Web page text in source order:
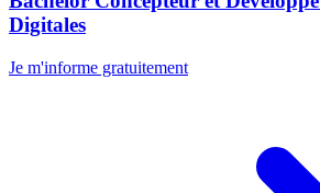
Digitales
Je m'informe gratuitement